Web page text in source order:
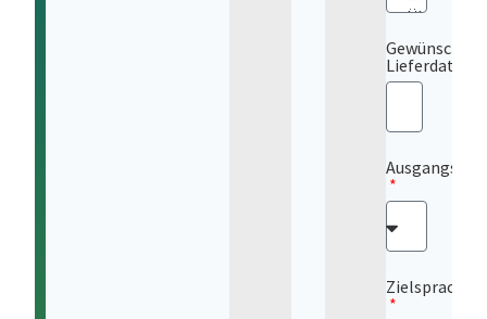
Gewünschtes
Lieferdatum
Zielsprache